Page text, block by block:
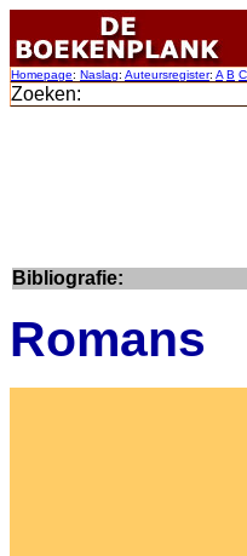
Homepage: Naslag: Auteursregister: A B C
Zoeken:
Bibliografie:
Romans